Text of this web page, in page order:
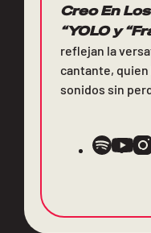
Creo En
“YOLO y
reflejan la
cantante,
sonidos sin